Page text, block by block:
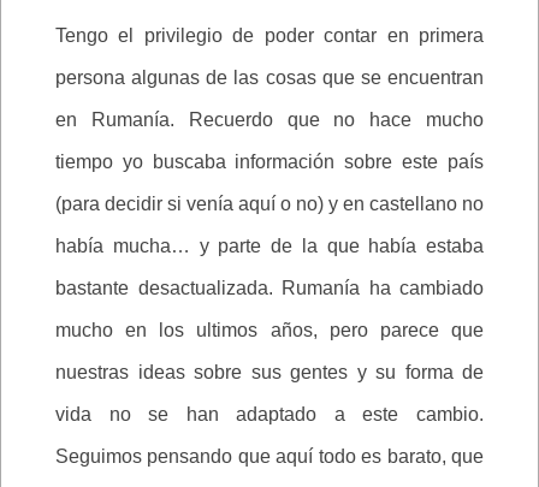
Tengo el privilegio de poder contar en primera
persona algunas de las cosas que se encuentran
en Rumanía. Recuerdo que no hace mucho
tiempo yo buscaba información sobre este país
(para decidir si venía aquí o no) y en castellano no
había mucha… y parte de la que había estaba
bastante desactualizada. Rumanía ha cambiado
mucho en los ultimos años, pero parece que
nuestras ideas sobre sus gentes y su forma de
vida no se han adaptado a este cambio.
Seguimos pensando que aquí todo es barato, que